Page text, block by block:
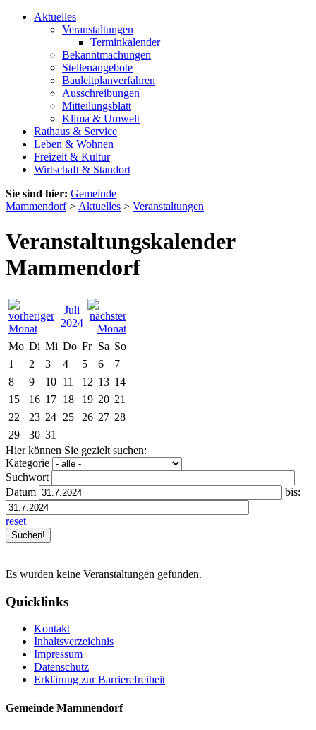
Aktuelles
Veranstaltungen
Terminkalender
Bekanntmachungen
Stellenangebote
Bauleitplanverfahren
Ausschreibungen
Mitteilungsblatt
Klima & Umwelt
Rathaus & Service
Leben & Wohnen
Freizeit & Kultur
Wirtschaft & Standort
Sie sind hier: Gemeinde
Mammendorf> Aktuelles > Veranstaltungen
Veranstaltungskalender
Mammendorf
Juli
2024
Mo Di Mi Do Fr Sa So
1
2 3 4 5 6
7
8
9 10 11 12 13 14
15
16 17 18 19 20 21
22
23 24 25 26 27 28
29
30 31
Hier können Sie gezielt suchen:
Kategorie
Suchwort
Datum
bis:
reset
Es wurden keine Veranstaltungen gefunden.
Quicklinks
Kontakt
Inhaltsverzeichnis
Impressum
Datenschutz
Erklärung zur Barrierefreiheit
Gemeinde Mammendorf